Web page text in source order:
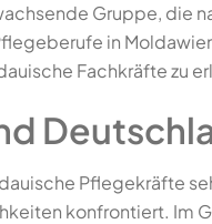
Gruppe, die
in
Fachkräfte zu
Pflegekräfte
konfrontiert. Im